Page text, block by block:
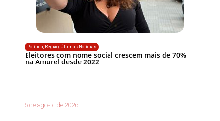
Política, Região, Últimas Notícias
Eleitores com nome social crescem mais de 70%
na Amurel desde 2022
6 de agosto de 2026